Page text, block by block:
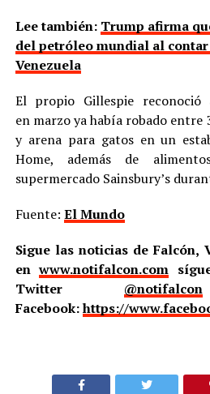
Lee también: Trump afirma
del petróleo mundial al contar
Venezuela
El propio Gillespie reconoció
en marzo ya había robado entre
y arena para gatos en un
Home, además de
supermercado Sainsbury’s
Fuente: El Mundo
Sigue las noticias de Falcón,
enwww.notifalcon.com
Twitter @notifalcon
Facebook:https://